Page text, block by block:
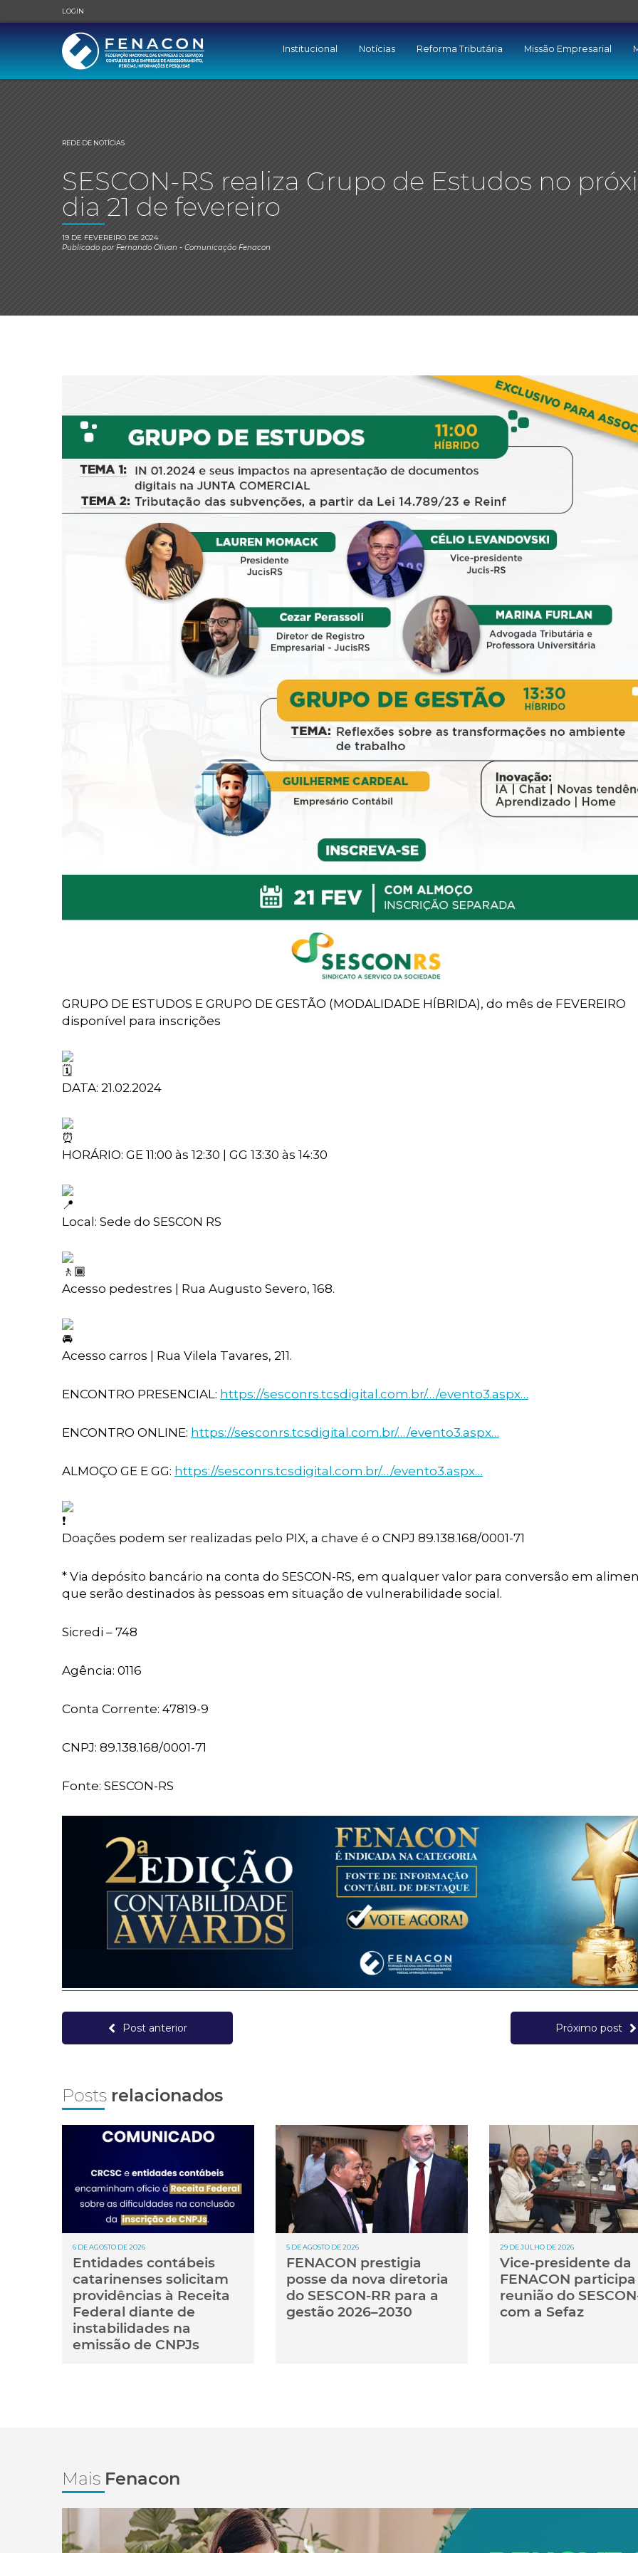
LOGIN
Institucional Notícias Reforma Tributária Missão Empresarial
REDE DE NOTÍCIAS
SESCON-RS realiza Grupo de Estudos no
dia 21 de fevereiro
19 DE FEVEREIRO DE 2024
Publicado porFernando Olivan- Comunicação Fenacon
GRUPO DE ESTUDOS E GRUPO DE GESTÃO (MODALIDADE HÍBRIDA), do mês de FEVEREIRO
disponível para inscrições
DATA: 21.02.2024
HORÁRIO: GE 11:00 às 12:30 | GG 13:30 às 14:30
Local: Sede do SESCON RS
Acesso pedestres | Rua Augusto Severo, 168.
Acesso carros | Rua Vilela Tavares, 211.
ENCONTRO PRESENCIAL: https://sesconrs.tcsdigital.com.br/…/evento3.aspx…
ENCONTRO ONLINE: https://sesconrs.tcsdigital.com.br/…/evento3.aspx…
ALMOÇO GE E GG: https://sesconrs.tcsdigital.com.br/…/evento3.aspx…
Doações podem ser realizadas pelo PIX, a chave é o CNPJ 89.138.168/0001-71
* Via depósito bancário na conta do SESCON-RS, em qualquer valor para conversão em
que serão destinados às pessoas em situação de vulnerabilidade social.
Sicredi – 748
Agência: 0116
Conta Corrente: 47819-9
CNPJ: 89.138.168/0001-71
Fonte: SESCON-RS
Post anterior Próximo post
Posts relacionados
6 DE AGOSTO DE 2026
Entidades contábeis
catarinenses solicitam
providências à Receita
Federal diante de
instabilidades na
emissão de CNPJs
5 DE AGOSTO DE 2026
FENACON prestigia
posse da nova diretoria
do SESCON-RR para a
gestão 2026–2030
29 DE JULHO DE 2026
Vice-presidente da
FENACON
reunião do
com a Sefaz
Mais Fenacon